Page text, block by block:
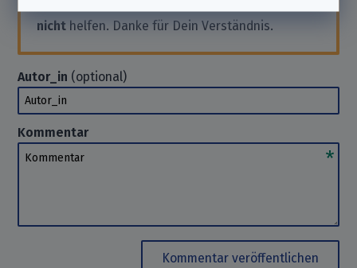
nicht helfen. Danke für Dein Verständnis.
Autor_in (optional)
Autor_in
Kommentar
Kommentar
Kommentar veröffentlichen